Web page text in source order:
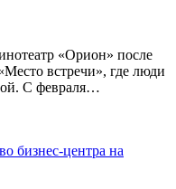
«Орион» после
встречи», где люди
С февраля…
бизнес-центра на